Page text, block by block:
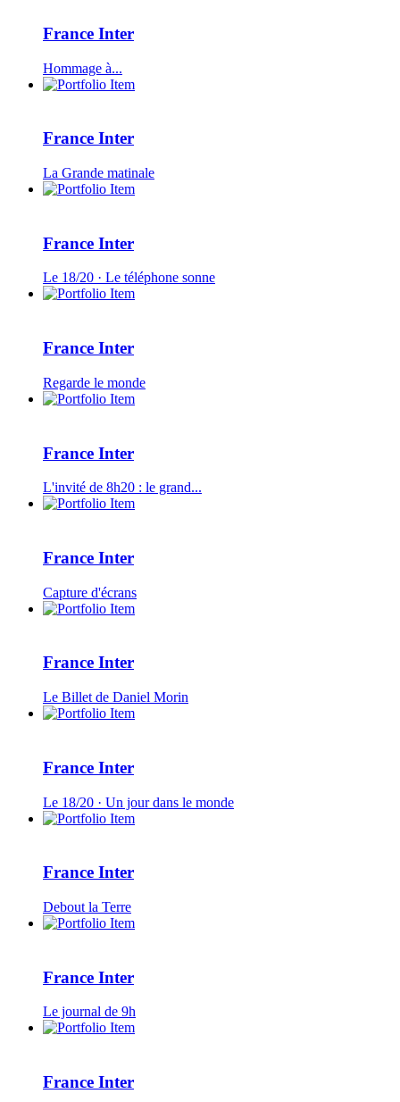
France Inter
Hommage à...
France Inter
La Grande matinale
France Inter
Le 18/20 · Le téléphone sonne
France Inter
Regarde le monde
France Inter
L'invité de 8h20 : le grand...
France Inter
Capture d'écrans
France Inter
Le Billet de Daniel Morin
France Inter
Le 18/20 · Un jour dans le monde
France Inter
Debout la Terre
France Inter
Le journal de 9h
France Inter